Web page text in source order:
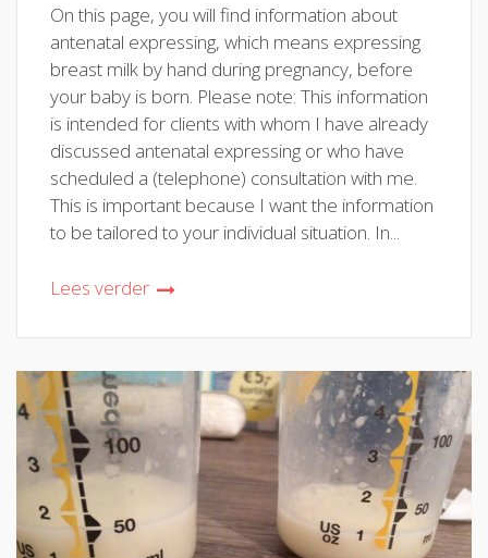
On this page, you will find information about
antenatal expressing, which means expressing
breast milk by hand during pregnancy, before
your baby is born. Please note: This information
is intended for clients with whom I have already
discussed antenatal expressing or who have
scheduled a (telephone) consultation with me.
This is important because I want the information
to be tailored to your individual situation. In...
Lees verder